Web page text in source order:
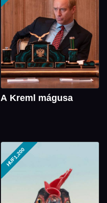
A Kreml mágusa
HUF1,200